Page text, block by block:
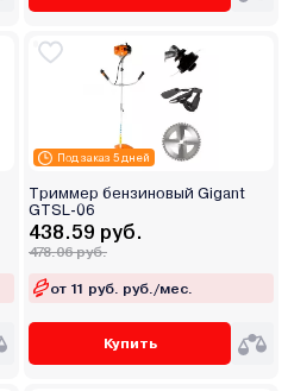
Под заказ 5 дней
Триммер бензиновый Gigant
GTSL-06
438.59 руб.
478.06 руб.
от 11 руб. руб./мес.
Купить